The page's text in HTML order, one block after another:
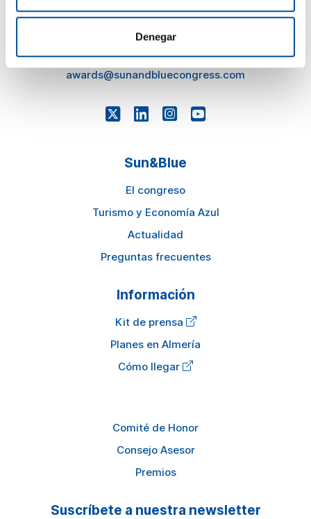
Denegar
hello@sunandbluecongress.com
press@sunandbluecongress.com
awards@sunandbluecongress.com
Sun&Blue
El congreso
Turismo y Economía Azul
Actualidad
Preguntas frecuentes
Información
Kit de prensa
Planes en Almería
Cómo llegar
Comité de Honor
Consejo Asesor
Premios
Suscríbete a nuestra newsletter